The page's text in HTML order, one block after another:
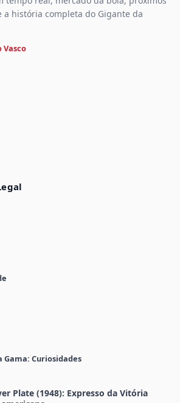
a história completa do Gigante da
Vasco
Gama: Curiosidades
Plate (1948): Expresso da Vitória